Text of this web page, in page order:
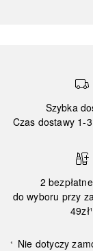
Szybka
Czas dostawy 1-
2
do wyboru przy
49zł¹
¹ Nie dotyczy